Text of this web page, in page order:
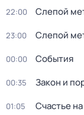
22:00 Слепой
23:00 Слепой
00:00 События
00:35 Закон и
01:05 Счастье